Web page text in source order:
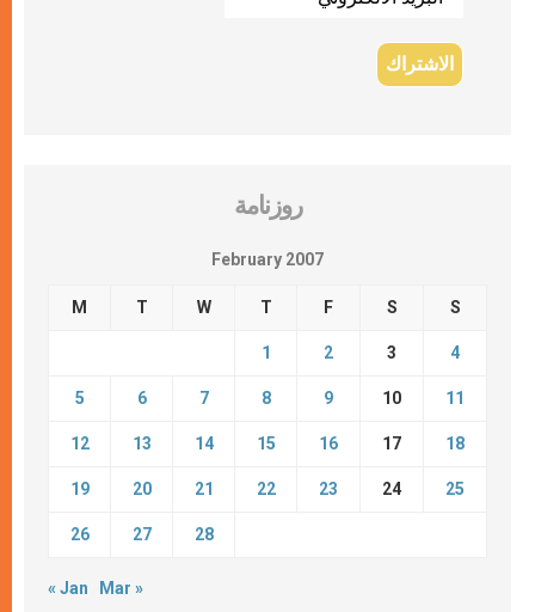
روزنامة
February 2007
M T W T F S S
1 2 3 4
5 6 7 8 9 10 11
12 13 14 15 16 17 18
19 20 21 22 23 24 25
26 27 28
« Jan Mar »